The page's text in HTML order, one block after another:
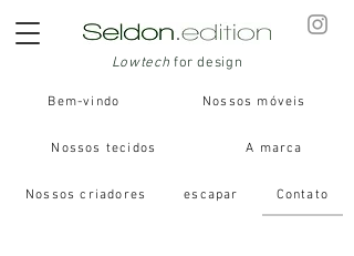
Lowtech for design
Bem-vindo Nossos móveis
Nossos tecidos A marca
Nossos criadores escapar Contato